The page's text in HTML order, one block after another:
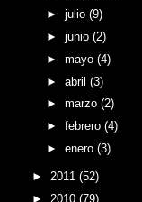
► julio (9)
► junio (2)
► mayo (4)
► abril (3)
► marzo (2)
► febrero (4)
► enero (3)
► 2011 (52)
► 2010 (79)